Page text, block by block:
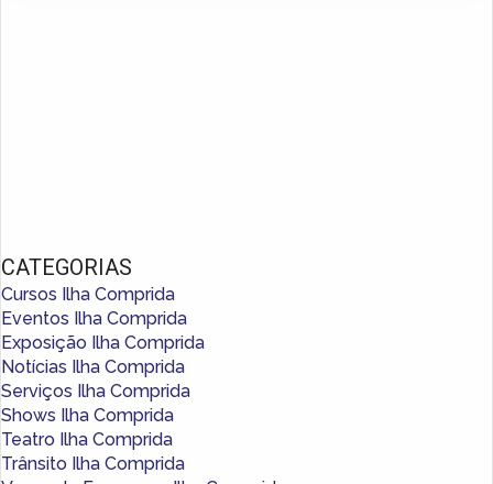
CATEGORIAS
Cursos Ilha Comprida
Eventos Ilha Comprida
Exposição Ilha Comprida
Notícias Ilha Comprida
Serviços Ilha Comprida
Shows Ilha Comprida
Teatro Ilha Comprida
Trânsito Ilha Comprida